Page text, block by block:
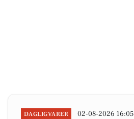
DAGLIGVARER 02-08-2026 16:05